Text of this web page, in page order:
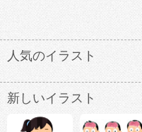
人気のイラスト
新しいイラスト